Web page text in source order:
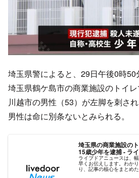
埼玉県警によると、29日午後0時50
埼玉県鶴ケ島市の商業施設のトイレ
川越市の男性（53）が左脚を刺され
男性は命に別条ないとみられる。
埼玉県の商業施設の
15歳少年を逮捕 - ラ
ライブドアニュースは、
早くお伝えします。わか
り、記事の核心をまとめ